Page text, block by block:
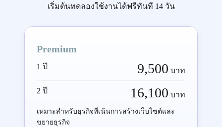
เริ่มต้นทดลองใช้งานได้ฟรีทันที 14 วัน
Premium
1 ปี 9,500 บาท
2 ปี 16,100 บาท
เหมาะสำหรับธุรกิจที่เน้นการสร้างเว็บไซต์และ
ขยายธุรกิจ